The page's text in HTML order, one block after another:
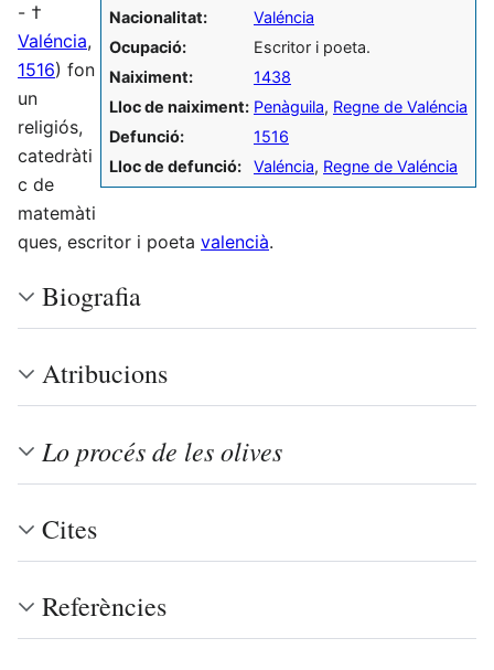
Nacionalitat:
Valéncia
Ocupació:
Escritor i poeta.
Naiximent:
1438
Lloc de naiximent: Penàguila, Regne de Valéncia
Defunció:
1516
Lloc de defunció:
Valéncia, Regne de Valéncia
- †
Valéncia,
1516) fon
un
religiós,
catedràti
c de
matemàti
ques, escritor i poeta valencià.
Biografia
Atribucions
Lo procés de les olives
Cites
Referències